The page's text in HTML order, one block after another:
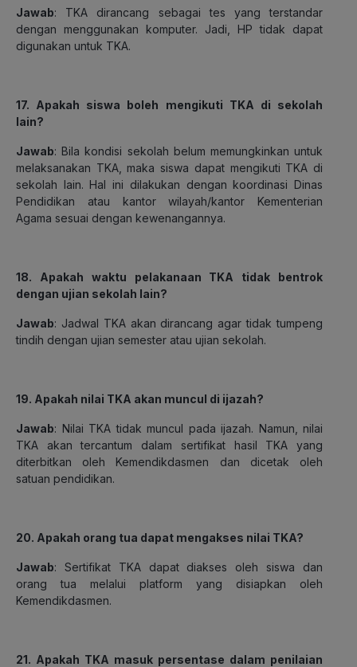
Jawab: TKA dirancang sebagai tes yang terstandar
dengan menggunakan komputer. Jadi, HP tidak dapat
digunakan untuk TKA.
17. Apakah siswa boleh mengikuti TKA di sekolah
lain?
Jawab: Bila kondisi sekolah belum memungkinkan untuk
melaksanakan TKA, maka siswa dapat mengikuti TKA di
sekolah lain. Hal ini dilakukan dengan koordinasi Dinas
Pendidikan atau kantor wilayah/kantor Kementerian
Agama sesuai dengan kewenangannya.
18. Apakah waktu pelakanaan TKA tidak bentrok
dengan ujian sekolah lain?
Jawab: Jadwal TKA akan dirancang agar tidak tumpeng
tindih dengan ujian semester atau ujian sekolah.
19. Apakah nilai TKA akan muncul di ijazah?
Jawab: Nilai TKA tidak muncul pada ijazah. Namun, nilai
TKA akan tercantum dalam sertifikat hasil TKA yang
diterbitkan oleh Kemendikdasmen dan dicetak oleh
satuan pendidikan.
20. Apakah orang tua dapat mengakses nilai TKA?
Jawab: Sertifikat TKA dapat diakses oleh siswa dan
orang tua melalui platform yang disiapkan oleh
Kemendikdasmen.
21. Apakah TKA masuk persentase dalam penilaian